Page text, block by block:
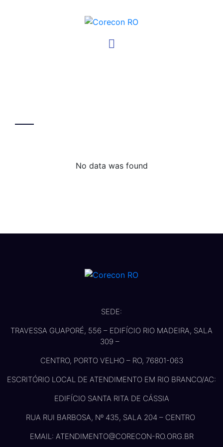
No data was found
SEDE:
TRAVESSA GUAPORÉ, 556 – EDIFÍCIO RIO MADEIRA, SALA
309 –
CENTRO, PORTO VELHO – RO, 76801-063
ESCRITÓRIO LOCAL DE ATENDIMENTO EM RIO BRANCO/AC:
EDIFÍCIO SANTA RITA DE CÁSSIA
RUA RUI BARBOSA, Nº 435, SALA 204 – CENTRO
EMAIL: ATENDIMENTO@CORECON-RO.ORG.BR